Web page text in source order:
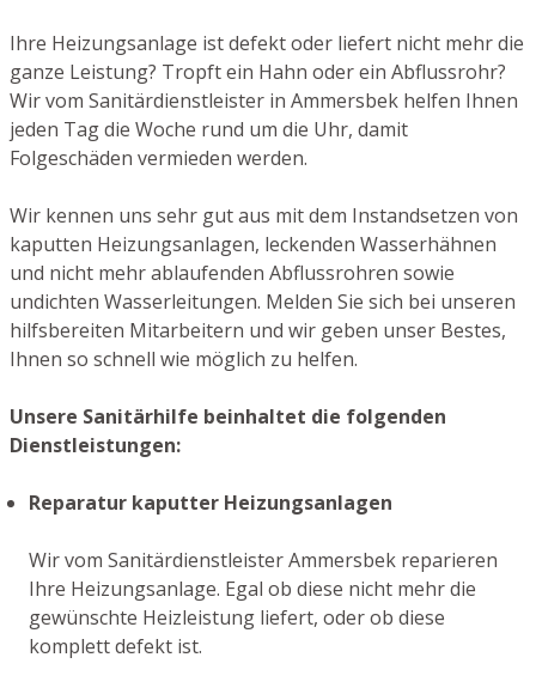
Ihre Heizungsanlage ist defekt oder liefert nicht mehr die
ganze Leistung? Tropft ein Hahn oder ein Abflussrohr?
Wir vom Sanitärdienstleister in Ammersbek helfen Ihnen
jeden Tag die Woche rund um die Uhr, damit
Folgeschäden vermieden werden.
Wir kennen uns sehr gut aus mit dem Instandsetzen von
kaputten Heizungsanlagen, leckenden Wasserhähnen
und nicht mehr ablaufenden Abflussrohren sowie
undichten Wasserleitungen. Melden Sie sich bei unseren
hilfsbereiten Mitarbeitern und wir geben unser Bestes,
Ihnen so schnell wie möglich zu helfen.
Unsere Sanitärhilfe beinhaltet die folgenden
Dienstleistungen:
Reparatur kaputter Heizungsanlagen
Wir vom Sanitärdienstleister Ammersbek reparieren
Ihre Heizungsanlage. Egal ob diese nicht mehr die
gewünschte Heizleistung liefert, oder ob diese
komplett defekt ist.